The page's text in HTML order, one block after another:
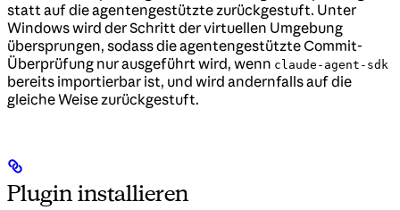
statt auf die agentengestützte zurückgestuft. Unter
Windows wird der Schritt der virtuellen Umgebung
übersprungen, sodass die agentengestützte Commit-
Überprüfung nur ausgeführt wird, wenn claude-agent-sdk
bereits importierbar ist, und wird andernfalls auf die
gleiche Weise zurückgestuft.
Plugin installieren